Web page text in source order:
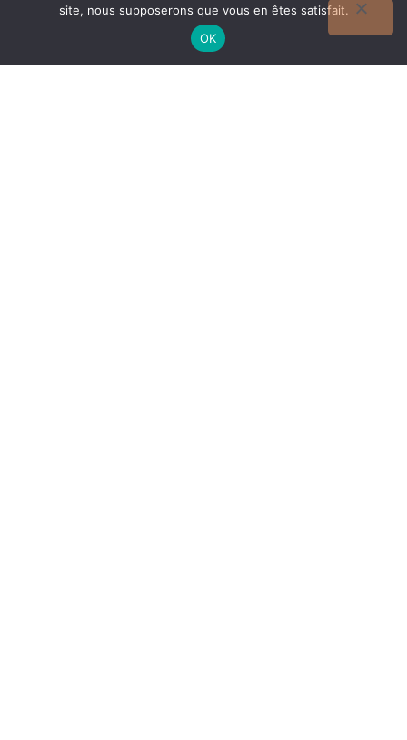
Votre Caricature
Dès 15 €croquez la vie
site, nous supposerons que vous en êtes satisfait.
OK